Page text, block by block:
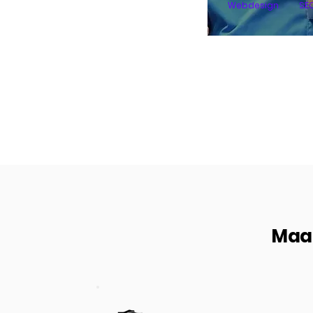
Webdesign